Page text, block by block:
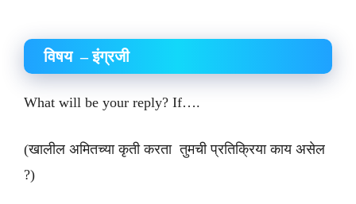
विषय – इंग्रजी
What will be your reply? If….
(खालील अमितच्या कृती करता तुमची प्रतिक्रिया काय असेल
?)